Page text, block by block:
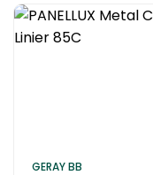
GERAY BB